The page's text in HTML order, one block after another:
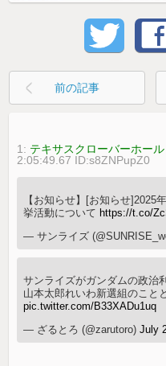
前の記事
1: テキサスクローバーホー
2:05:49.67 ID:s8ZNPupZ0
【お知らせ】[お知らせ
挙活動について https://t.co/
— サンライズ
サンライズがガンダムの政治
山本太郎れいわ新選組のこと
pic.twitter.com/B33XADu1uq
— ざるとろ (@zarutoro)July